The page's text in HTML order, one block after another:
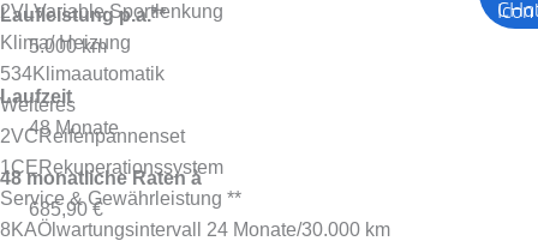
2VLVariable Sportlenkung
Klima/ Heizung
534Klimaautomatik
Weiteres
2VCReifenpannenset
1CE Rekuperationssystem
Service & Gewährleistung **
8KAÖlwartungsintervall 24 Monate/30.000 km
Laufleistung p.a.**
5.000 km
Laufzeit
48 Monate
48 monatliche Raten à
685,90 €